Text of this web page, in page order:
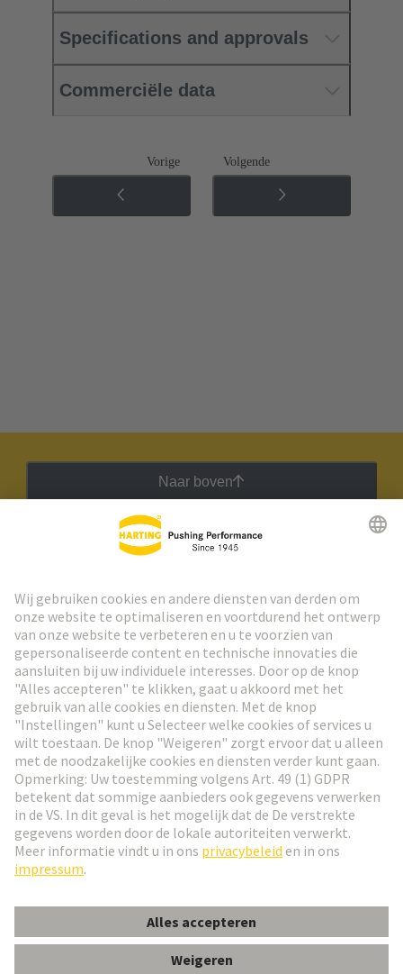
Specifications and approvals
Commerciële data
Vorige Volgende
Naar boven
Ga naar registratie
Social Media
Nederlands
© HARTING Technology Group
Cookie-instellingen